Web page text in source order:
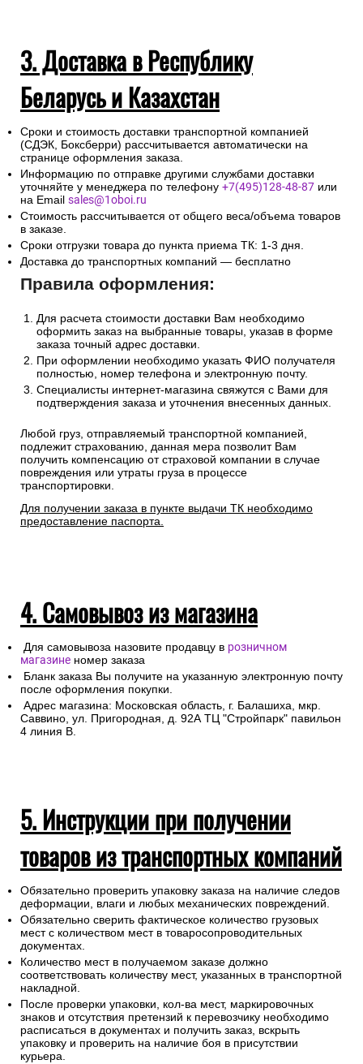
3. Доставка в Республику
Беларусь и Казахстан
Сроки и стоимость доставки транспортной компанией
(СДЭК, Боксберри) рассчитывается автоматически на
странице оформления заказа.
Информацию по отправке другими службами доставки
уточняйте у менеджера по телефону +7(495)128-48-87 или
на Email sales@1oboi.ru
Стоимость рассчитывается от общего веса/объема товаров
в заказе.
Сроки отгрузки товара до пункта приема ТК: 1-3 дня.
Доставка до транспортных компаний — бесплатно
Правила оформления:
Для расчета стоимости доставки Вам необходимо
оформить заказ на выбранные товары, указав в форме
заказа точный адрес доставки.
При оформлении необходимо указать ФИО получателя
полностью, номер телефона и электронную почту.
Специалисты интернет-магазина свяжутся с Вами для
подтверждения заказа и уточнения внесенных данных.
Любой груз, отправляемый транспортной компанией,
подлежит страхованию, данная мера позволит Вам
получить компенсацию от страховой компании в случае
повреждения или утраты груза в процессе
транспортировки.
Для получении заказа в пункте выдачи ТК необходимо
предоставление паспорта.
4. Самовывоз из магазина
Для самовывоза назовите продавцу в розничном
магазине номер заказа
Бланк заказа Вы получите на указанную электронную почту
после оформления покупки.
Адрес магазина: Московская область, г. Балашиха, мкр.
Саввино, ул. Пригородная, д. 92А ТЦ "Стройпарк" павильон
4 линия В.
5. Инструкции при получении
товаров из транспортных компаний
Обязательно проверить упаковку заказа на наличие следов
деформации, влаги и любых механических повреждений.
Обязательно сверить фактическое количество грузовых
мест с количеством мест в товаросопроводительных
документах.
Количество мест в получаемом заказе должно
соответствовать количеству мест, указанных в транспортной
накладной.
После проверки упаковки, кол-ва мест, маркировочных
знаков и отсутствия претензий к перевозчику необходимо
расписаться в документах и получить заказ, вскрыть
упаковку и проверить на наличие боя в присутствии
курьера.